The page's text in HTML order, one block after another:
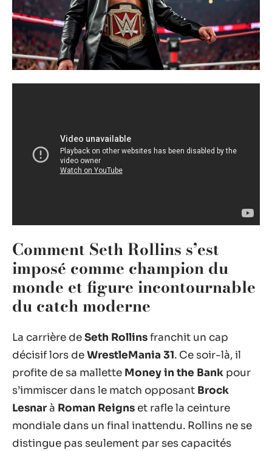
Comment Seth Rollins s’est
imposé comme champion du
monde et figure incontournable
du catch moderne
La carrière deSeth Rollinsfranchit un cap
décisif lors deWrestleMania 31. Ce soir-là, il
profite de sa mallette Money in the Bank pour
s’immiscer dans le match opposant Brock
Lesnarà Roman Reigns et rafle la ceinture
mondiale dans un final inattendu. Rollins ne se
distingue pas seulement par ses capacités